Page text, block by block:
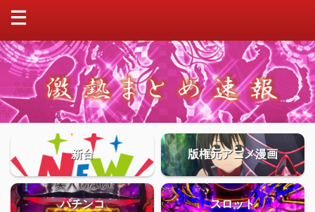
新台 版権元アニメ漫画
パチンコ スロット